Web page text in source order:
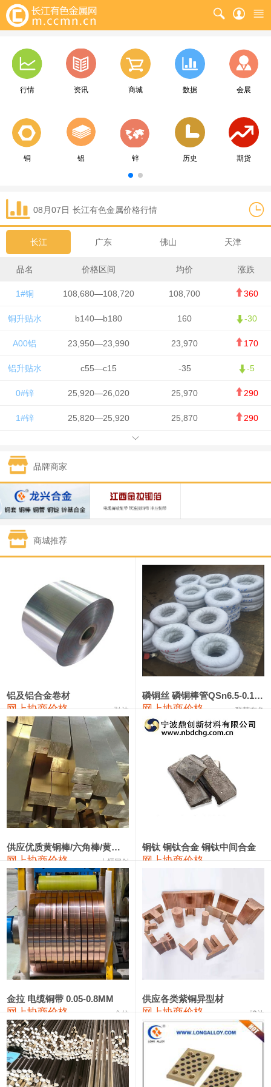
行情 资讯 商城 数据 会展
铜 铝 锌 历史 期货
08月07日 长江有色金属价格行情
长江 广东 佛山 天津
品名 价格区间 均价 涨跌
1#铜 108,680—108,720 108,700 360
铜升贴水 b140—b180 160 -30
A00铝 23,950—23,990 23,970 170
铝升贴水 c55—c15 -35 -5
0#锌 25,920—26,020 25,970 290
1#锌 25,820—25,920 25,870 290
1#锡 434,000—436,000
1#镍 129,550—130,750
1#白银 15,100—15,110 15,105 -70
钯金
331,000 -10,000
89,000—95,000 92,000 1,000
2#锑 85,000—91,000 88,000 1,000
1#镁 17,000—18,000 17,500 0
18,900—19,100 19,000 100
1#电解锰(99.7%袋装) 18,000—18,200 18,100 100
1#铬 60,000—82,000
553#硅 9,300—9,500
441#硅 9,600—9,800 9,700
3303#硅 10,300—10,500 10,400
2202#硅 14,100—14,300
金属硅3303#-2202# 10,400—14,200 12,300 0
漆包线 111,970—115,970 113,970
磷铜合金 110,800—117,600 114,200 400
无氧铜丝(硬) 109,710—110,010 109,860
R410A专用紫铜管 113,700—113,700
铸造铝合金锭(A380） 26,300—26,500 26,400 100
铝合金ADC12 24,200—24,400 100
铸造铝合金锭(ZL102) 24,300—24,500 24,400
品牌商家
商城推荐
铝及铝合金卷材
网上协商价格 弘达
磷铜丝 磷铜棒管QSn6.5-0.1 7-0.2 8-0.3
网上协商价格 联荣有色
供应优质黄铜棒/六角棒/黄铜方板
网上协商价格 十堰同创
铜钛 铜钛合金 铜钛中间合金
网上协商价格
金拉 电缆铜带 0.05-0.8MM
网上协商价格 金拉
供应各类紫铜异型材
网上协商价格 骏达